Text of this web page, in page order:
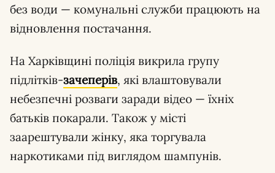
без води — комунальні служби працюють на
відновлення постачання.
На Харківщині поліція викрила групу
підлітків-зачеперів, які влаштовували
небезпечні розваги заради відео — їхніх
батьків покарали. Також у місті
заарештували жінку, яка торгувала
наркотиками під виглядом шампунів.